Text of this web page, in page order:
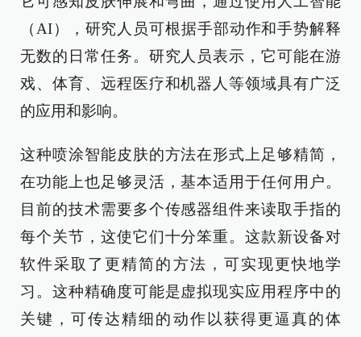
（AI），研究人员可根据手部动作和手势解释
无数的日常任务。研究人员表示，它可能在游
戏、体育、远程医疗和机器人等领域具有广泛
的应用和影响。
这种喷涂智能皮肤的方法在形式上足够精简，
在功能上也足够灵活，基本适用于任何用户。
目前的技术需要多个传感器组件来读取手指的
每个关节，这使它们十分笨重。这款新设备对
软件采取了更精简的方法，可实现更快地学
习。这种精确度可能是虚拟现实应用程序中的
关键，可传达精细的动作以获得更逼真的体